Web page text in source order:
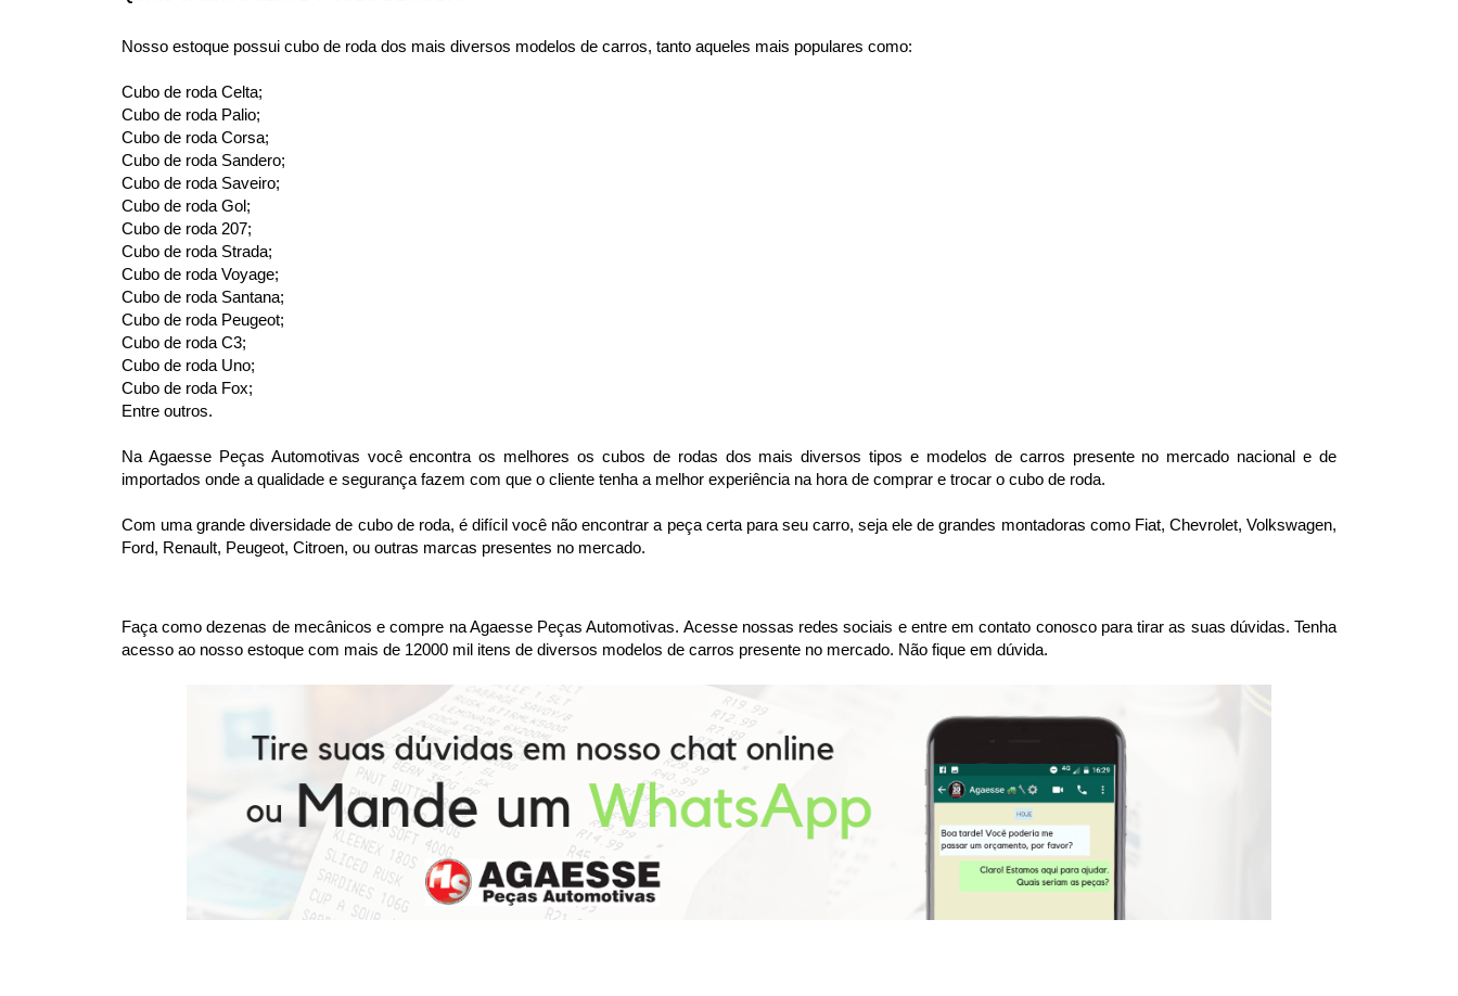
Nosso estoque possui cubo de roda dos mais diversos modelos de carros, tanto aqueles mais populares como:
Cubo de roda Celta;
Cubo de roda Palio;
Cubo de roda Corsa;
Cubo de roda Sandero;
Cubo de roda Saveiro;
Cubo de roda Gol;
Cubo de roda 207;
Cubo de roda Strada;
Cubo de roda Voyage;
Cubo de roda Santana;
Cubo de roda Peugeot;
Cubo de roda C3;
Cubo de roda Uno;
Cubo de roda Fox;
Entre outros.
Na Agaesse Peças Automotivas você encontra os melhores os cubos de rodas dos mais diversos tipos e modelos de carros presente no mercado nacional e de
importados onde a qualidade e segurança fazem com que o cliente tenha a melhor experiência na hora de comprar e trocar o cubo de roda.
Com uma grande diversidade de cubo de roda, é difícil você não encontrar a peça certa para seu carro, seja ele de grandes montadoras como Fiat, Chevrolet, Volkswagen,
Ford, Renault, Peugeot, Citroen, ou outras marcas presentes no mercado.
Faça como dezenas de mecânicos e compre na Agaesse Peças Automotivas. Acesse nossas redes sociais e entre em contato conosco para tirar as suas dúvidas. Tenha
acesso ao nosso estoque com mais de 12000 mil itens de diversos modelos de carros presente no mercado. Não fique em dúvida.